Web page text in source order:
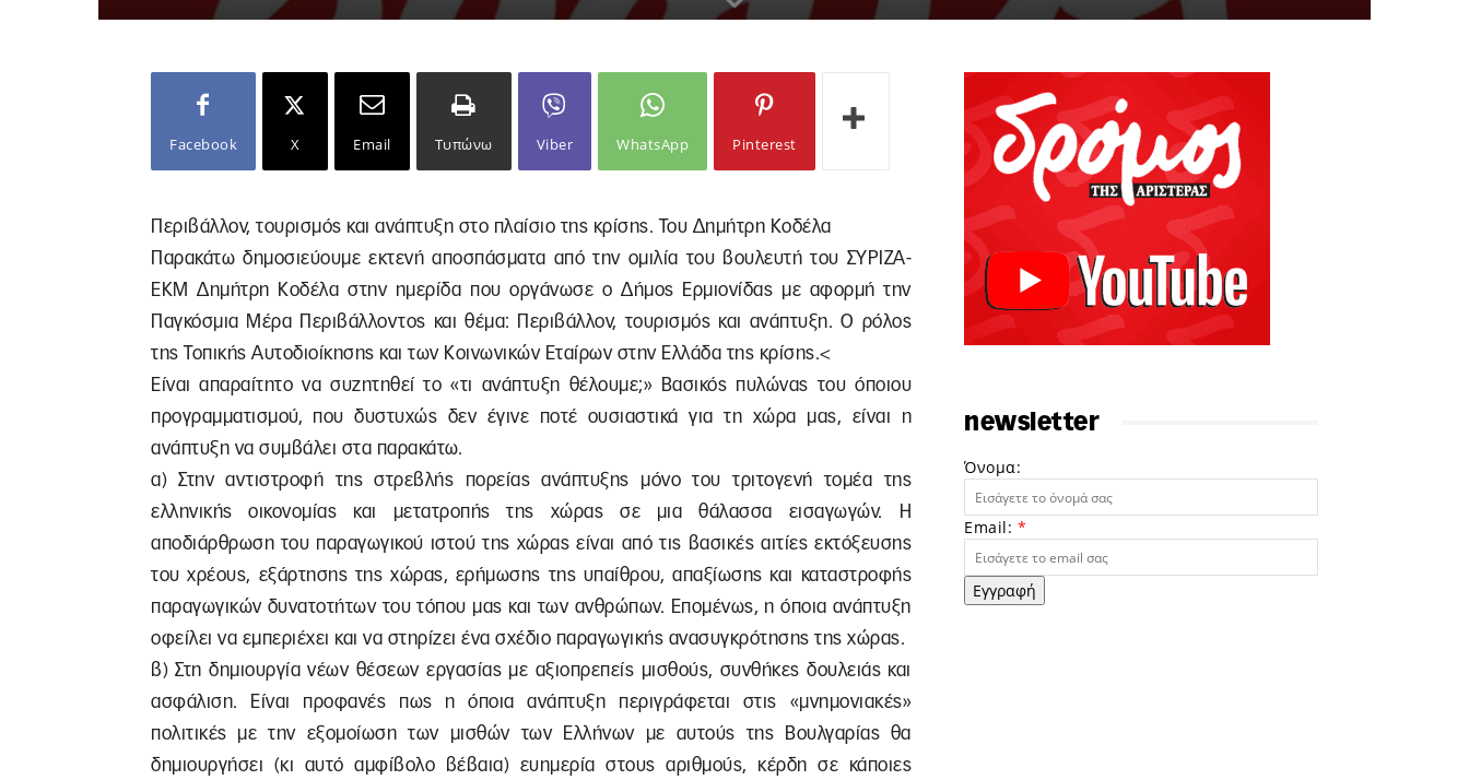
Facebook X Email Τυπώνω Viber WhatsApp Pinterest
Περιβάλλον, τουρισμός και ανάπτυξη στο πλαίσιο της κρίσης. Του Δημήτρη Κοδέλα
Παρακάτω δημοσιεύουμε εκτενή αποσπάσματα από την ομιλία του βουλευτή του ΣΥΡΙΖΑ-
ΕΚΜ Δημήτρη Κοδέλα στην ημερίδα που οργάνωσε ο Δήμος Ερμιονίδας με αφορμή την
Παγκόσμια Μέρα Περιβάλλοντος και θέμα: Περιβάλλον, τουρισμός και ανάπτυξη. Ο ρόλος
της Τοπικής Αυτοδιοίκησης και των Κοινωνικών Εταίρων στην Ελλάδα της κρίσης.<
Είναι απαραίτητο να συζητηθεί το «τι ανάπτυξη θέλουμε;» Βασικός πυλώνας του όποιου
προγραμματισμού, που δυστυχώς δεν έγινε ποτέ ουσιαστικά για τη χώρα μας, είναι η
ανάπτυξη να συμβάλει στα παρακάτω.
α) Στην αντιστροφή της στρεβλής πορείας ανάπτυξης μόνο του τριτογενή τομέα της
ελληνικής οικονομίας και μετατροπής της χώρας σε μια θάλασσα εισαγωγών. Η
αποδιάρθρωση του παραγωγικού ιστού της χώρας είναι από τις βασικές αιτίες εκτόξευσης
του χρέους, εξάρτησης της χώρας, ερήμωσης της υπαίθρου, απαξίωσης και καταστροφής
παραγωγικών δυνατοτήτων του τόπου μας και των ανθρώπων. Επομένως, η όποια ανάπτυξη
οφείλει να εμπεριέχει και να στηρίζει ένα σχέδιο παραγωγικής ανασυγκρότησης της χώρας.
β) Στη δημιουργία νέων θέσεων εργασίας με αξιοπρεπείς μισθούς, συνθήκες δουλειάς και
ασφάλιση. Είναι προφανές πως η όποια ανάπτυξη περιγράφεται στις «μνημονιακές»
πολιτικές με την εξομοίωση των μισθών των Ελλήνων με αυτούς της Βουλγαρίας θα
δημιουργήσει (κι αυτό αμφίβολο βέβαια) ευημερία στους αριθμούς, κέρδη σε κάποιες
newsletter
Όνομα:
Email: *
Εγγραφή